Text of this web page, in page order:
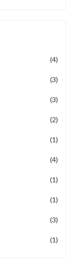
(4)
(3)
(3)
(2)
(1)
(4)
(1)
(1)
(3)
(1)